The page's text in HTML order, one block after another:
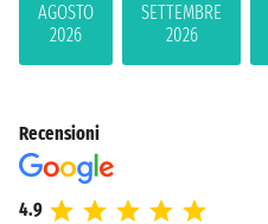
AGOSTO
2026
SETTEMBRE
2026
Recensioni
4.9